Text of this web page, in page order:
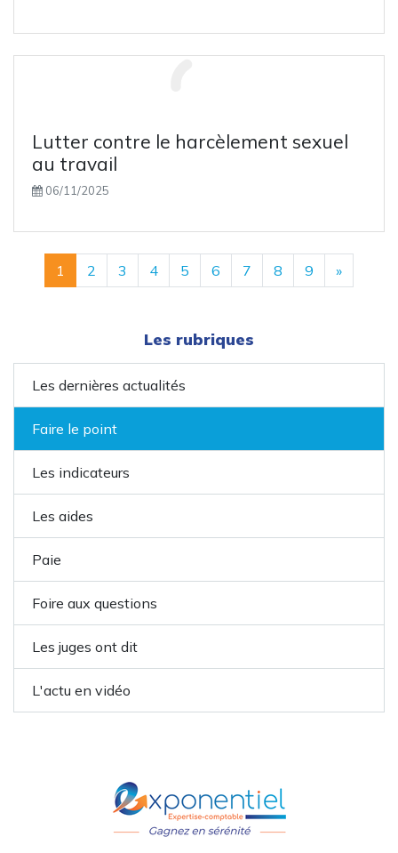
Lutter contre le harcèlement sexuel
au travail
06/11/2025
1 2 3 4 5 6 7 8 9 »
Les rubriques
Les dernières actualités
Faire le point
Les indicateurs
Les aides
Paie
Foire aux questions
Les juges ont dit
L'actu en vidéo